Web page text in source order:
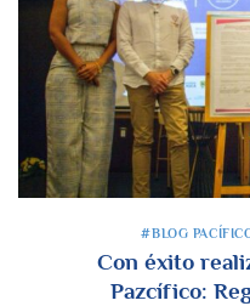
#BLOG
Con éxito
Pazcífico: